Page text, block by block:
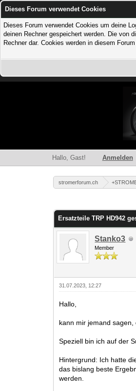
Dieses Forum verwendet Cookies
Dieses Forum verwendet Cookies um deine
deinen Rechner gespeichert werden. Die von
Rechner dar. Cookies werden in diesem
Hallo, Gast! Anmelden
stromerforum.ch
Ersatzteile TRP HD942
Stanko3
Member
31.07.2023, 12:27
Hallo,
kann mir jemand
Speziell bin ich auf der
Hintergrund: Ich hatte
das bislang beste
werden.